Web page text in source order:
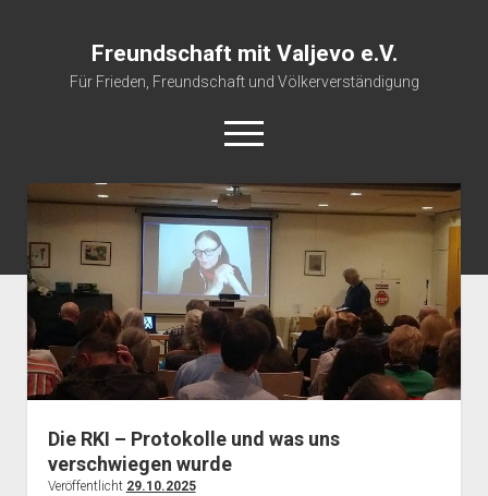
Freundschaft mit Valjevo e.V.
Für Frieden, Freundschaft und Völkerverständigung
open
menu
Startseite
Veranstaltungskalender
Über uns
Impressum
Die RKI – Protokolle und was uns
verschwiegen wurde
Veröffentlicht 29.10.2025